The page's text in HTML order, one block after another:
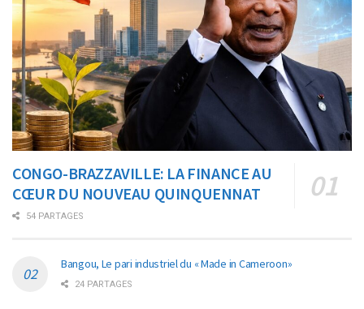
CONGO-BRAZZAVILLE: LA FINANCE AU
CŒUR DU NOUVEAU QUINQUENNAT
54 PARTAGES
Bangou, Le pari industriel du « Made in Cameroon»
24 PARTAGES